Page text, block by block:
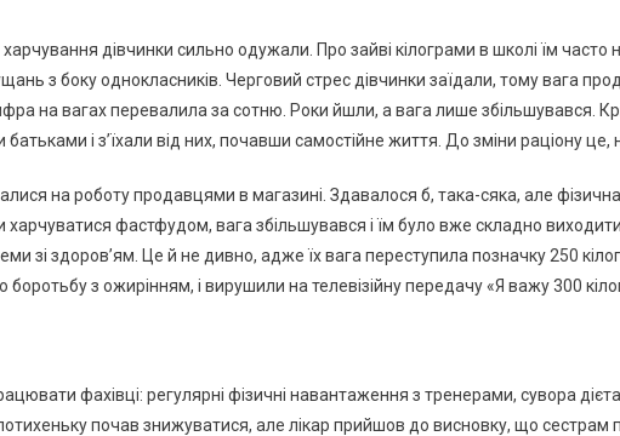
дівчинки сильно одужали. Про зайві кілограми в школі їм
з боку однокласників. Черговий стрес дівчинки заїдали, тому вага
на вагах перевалила за сотню. Роки йшли, а вага лише збільшувався.
батьками і з’їхали від них, почавши самостійне життя. До зміни раціону
на роботу продавцями в магазині. Здавалося б, така-сяка, але
фастфудом, вага збільшувався і їм було вже складно
зі здоров’ям. Це й не дивно, адже їх вага переступила позначку 250
з ожирінням, і вирушили на телевізійну передачу «Я важу 300
фахівці: регулярні фізичні навантаження з тренерами, сувора
почав знижуватися, але лікар прийшов до висновку, що сестрам